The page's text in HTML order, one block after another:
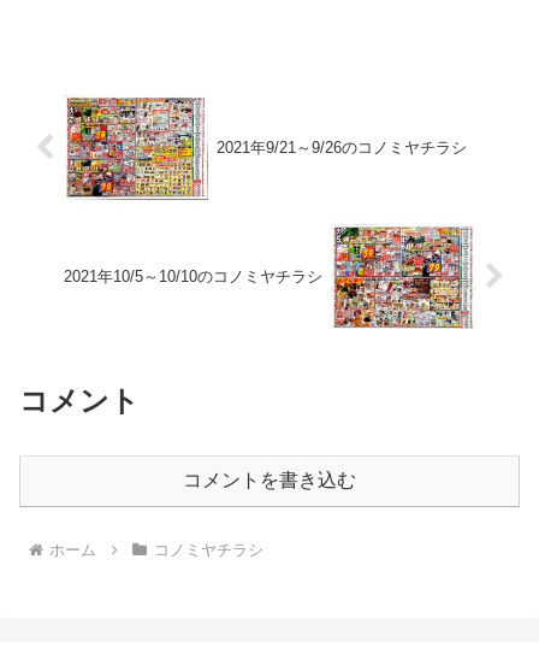
2021年9/21～9/26のコノミヤチラシ
2021年10/5～10/10のコノミヤチラシ
コメント
コメントを書き込む
ホーム コノミヤチラシ